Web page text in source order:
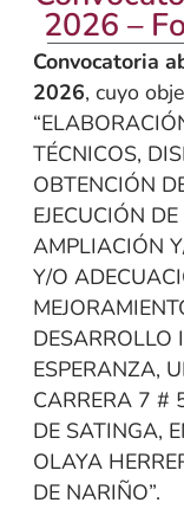
2026 –
Convocatoria
2026, cuyo
TÉCNICOS,
OBTENCIÓN
EJECUCIÓN
AMPLIACIÓN
Y/O
DESARROLLO
ESPERANZA,
CARRERA 7 #
DE SATINGA,
OLAYA
DE NARIÑO”.